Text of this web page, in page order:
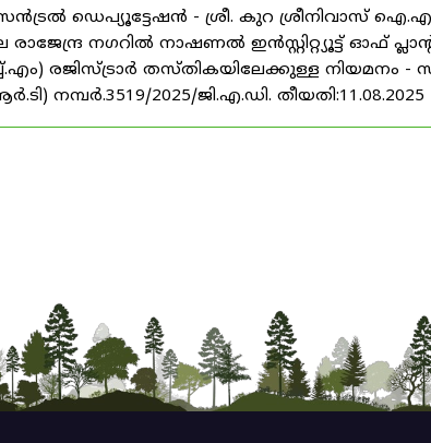
ഡെപ്യൂട്ടേഷൻ - ശ്രീ. കുറ ശ്രീനിവാസ്
നഗറിൽ നാഷണൽ ഇൻസ്റ്റിറ്റ്യൂട്ട് ഓഫ്
രജിസ്ട്രാർ തസ്തികയിലേക്കുള്ള നിയമനം -
നമ്പർ.3519/2025/ജി.എ.ഡി. തീയതി:11.08.2025